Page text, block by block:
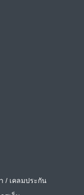
/ เคลมประกัน